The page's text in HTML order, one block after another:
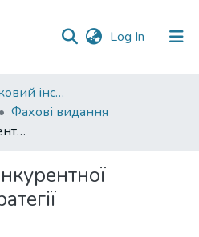
Log In (current)
Навчально-науковий інститут економіки, управління, права та інформаційних технологій
Фахові видання
Формування конкурентної інноваційної стратегії підприємства